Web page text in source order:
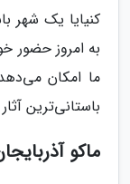
کنیایا یک شهر
به امروز حضور
ما امکان
باستانی‌ترین
ماکو